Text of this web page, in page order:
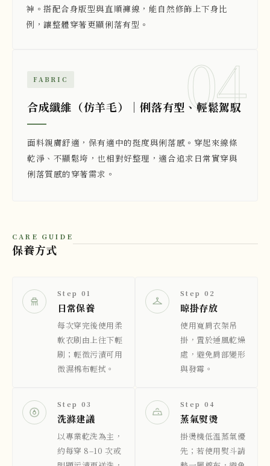
神。搭配合身版型與直順褲線，能自然修飾上下身比
例，讓整體穿著更顯俐落有型。
04
FABRIC
合成纖維（仿羊毛）｜俐落有型、輕鬆駕馭
面料親膚舒適，保有適中的挺度與俐落感。穿起來線條
乾淨、不顯鬆垮，也相對好整理，適合追求日常實穿與
俐落質感的穿著需求。
CARE GUIDE
保養方式
Step 01
日常保養
每次穿完後使用柔
軟衣刷由上往下輕
刷；輕微污漬可用
微濕棉布輕拭。
Step 02
晾掛存放
使用寬肩衣架吊
掛，置於通風乾燥
處，避免肩部變形
與發霉。
Step 03
洗滌建議
以專業乾洗為主，
約每穿 8–10 次或
Step 04
蒸氣熨燙
掛燙機低溫蒸氣優
先；若使用熨斗請